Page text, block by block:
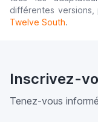
différentes versions,
Twelve South.
Inscrivez-
Tenez-vous